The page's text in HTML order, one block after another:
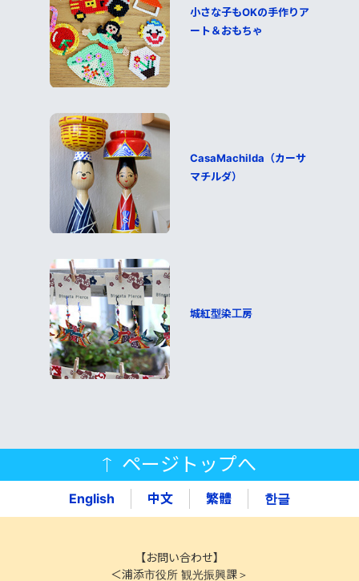
小さな子もOKの手作りア
ート＆おもちゃ
CasaMachilda（カーサ
マチルダ）
城紅型染工房
ページトップへ
English 中文 繁體 한글
【お問い合わせ】
＜浦添市役所 観光振興課＞